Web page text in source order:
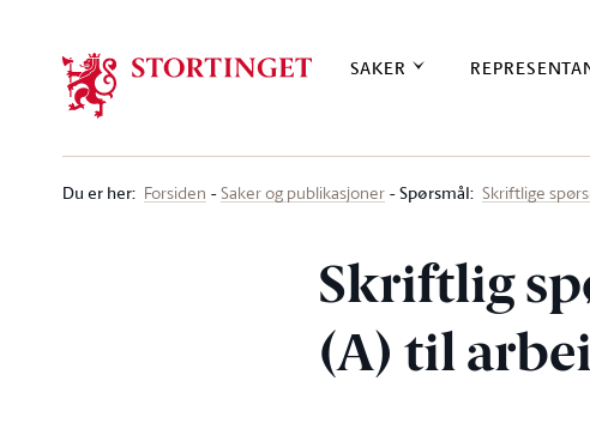
SAKER
Du er her: Forsiden Saker og publikasjoner Spørsmål: Skriftlige
Skriftlig
(A) til